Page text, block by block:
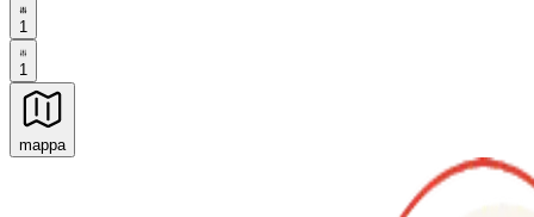
1
1
mappa
Esperienze culinarie indimenticabili: Esperienze